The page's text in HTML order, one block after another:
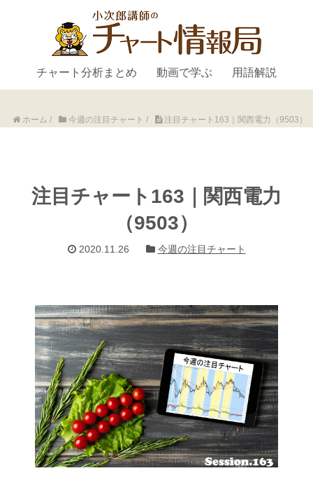
チャート分析まとめ 動画で学ぶ 用語解説
ホーム / 今週の注目チャート / 注目チャート163｜関西電力（9503）
注目チャート163｜関西電力
（9503）
2020.11.26 今週の注目チャート